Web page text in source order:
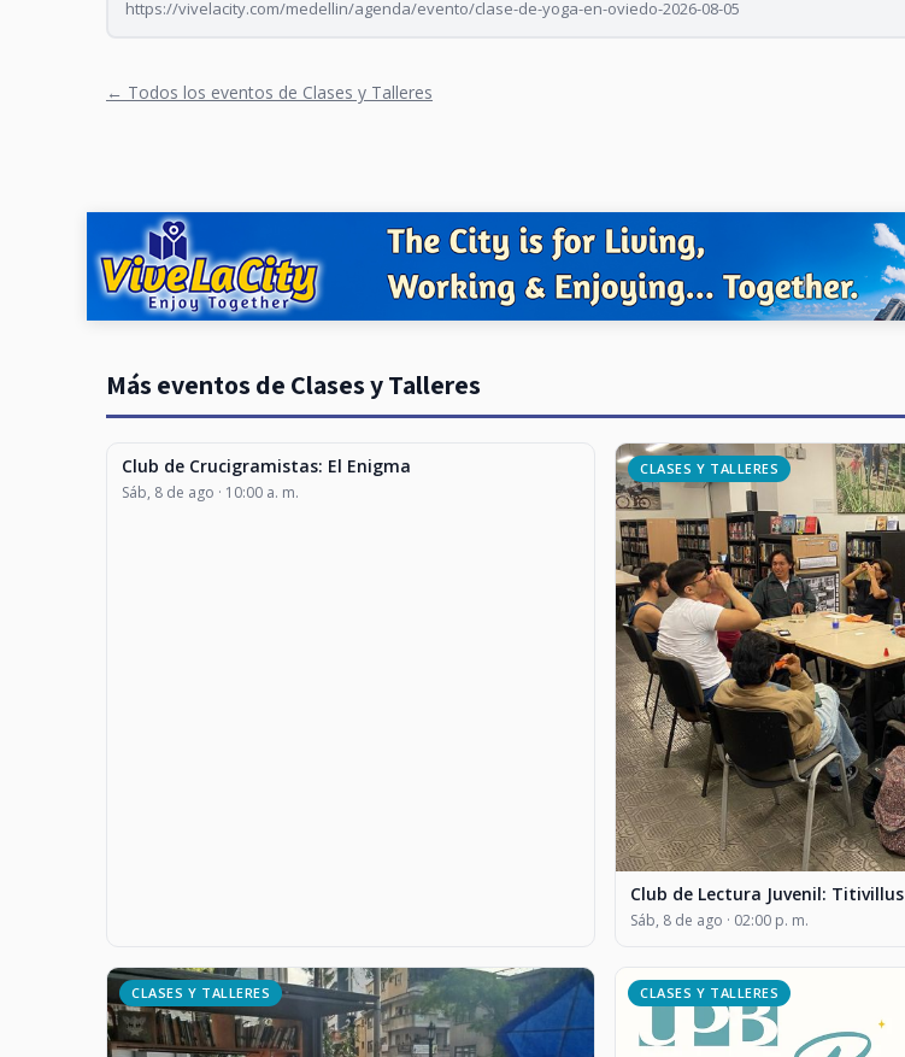
https://vivelacity.com/medellin/agenda/evento/clase-de-yoga-en-oviedo-2026-08-05
← Todos los eventos de Clases y Talleres
Más eventos de Clases y Talleres
CLASES Y TALLERES
Club de Crucigramistas: El Enigma
Sáb, 8 de ago · 10:00 a. m.
CLASES Y TALLERES
Club de Lectura Juvenil: Titivillus
Sáb, 8 de ago · 02:00 p. m.
CLASES Y TALLERES CLASES Y TALLERES